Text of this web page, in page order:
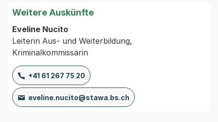
Weitere Auskünfte
Eveline Nucito
Leiterin Aus- und Weiterbildung,
Kriminalkommissärin
+41 61 267 75 20
eveline.nucito@stawa.bs.ch